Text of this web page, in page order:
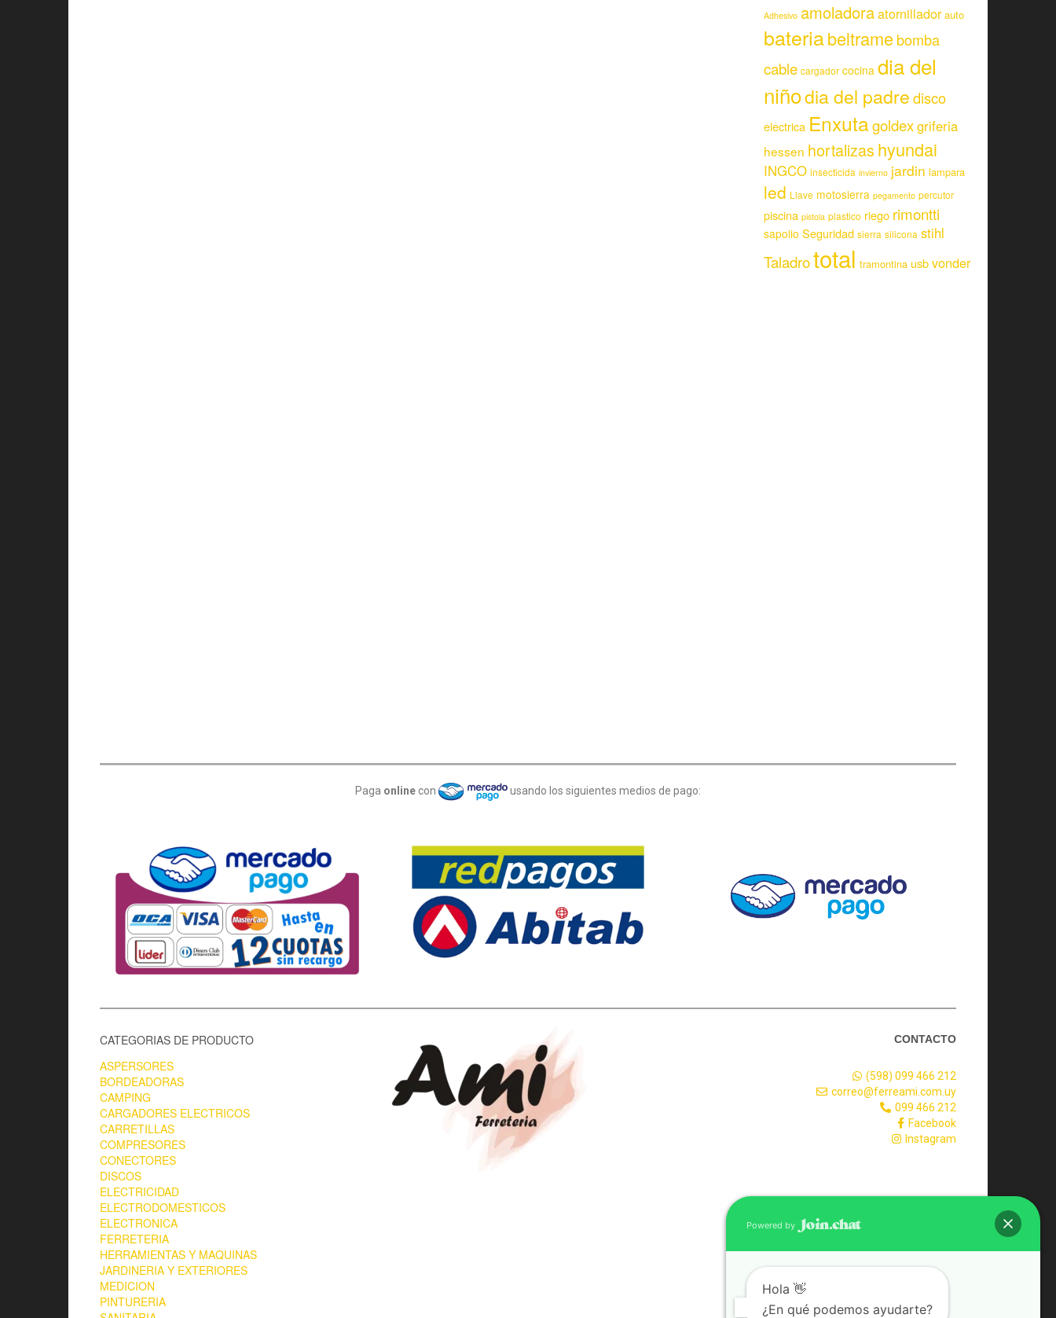
Adhesivo amoladoraatornillador auto
bateriabeltramebomba
cable cargador cocina dia del
niñodia del padredisco
electrica Enxutagoldexgriferia
hessen hortalizas hyundai
INGCO insecticida invierno jardin lampara
led Llave motosierra pegamento percutor
piscina pistola plastico riego rimontti
sapolio Seguridad sierra silicona stihl
Taladrototal tramontina usbvonder
Paga online con usando los siguientes medios de pago:
CATEGORIAS DE PRODUCTO
ASPERSORES
BORDEADORAS
CAMPING
CARGADORES ELECTRICOS
CARRETILLAS
COMPRESORES
CONECTORES
DISCOS
ELECTRICIDAD
ELECTRODOMESTICOS
ELECTRONICA
FERRETERIA
HERRAMIENTAS Y MAQUINAS
JARDINERIA Y EXTERIORES
MEDICION
PINTURERIA
CONTACTO
(598) 099 466 212
correo@ferreami.com.uy
099 466 212
Facebook
Instagram
Powered by
Hola 👋
¿En qué podemos ayudarte?